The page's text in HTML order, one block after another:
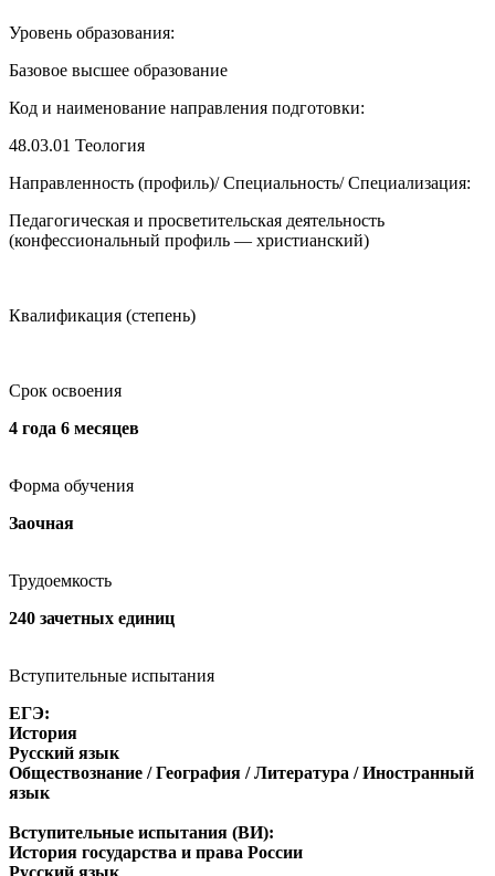
Уровень образования:
Базовое высшее образование
Код и наименование направления подготовки:
48.03.01 Теология
Направленность (профиль)/ Специальность/ Специализация:
Педагогическая и просветительская деятельность
(конфессиональный профиль — христианский)
Квалификация (степень)
Срок освоения
4 года 6 месяцев
Форма обучения
Заочная
Трудоемкость
240 зачетных единиц
Вступительные испытания
ЕГЭ:
История
Русский язык
Обществознание / География / Литература / Иностранный
язык
Вступительные испытания (ВИ):
История государства и права России
Русский язык